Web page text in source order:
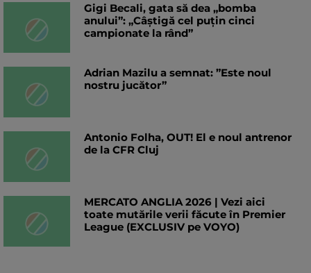
Gigi Becali, gata să dea „bomba
anului”: „Câștigă cel puțin cinci
campionate la rând”
Adrian Mazilu a semnat: ”Este noul
nostru jucător”
Antonio Folha, OUT! El e noul antrenor
de la CFR Cluj
MERCATO ANGLIA 2026 | Vezi aici
toate mutările verii făcute în Premier
League (EXCLUSIV pe VOYO)